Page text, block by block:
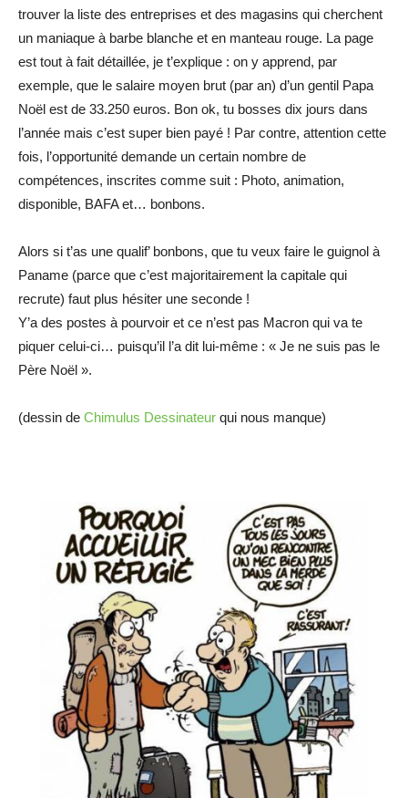
trouver la liste des entreprises et des magasins qui cherchent
un maniaque à barbe blanche et en manteau rouge. La page
est tout à fait détaillée, je t’explique : on y apprend, par
exemple, que le salaire moyen brut (par an) d’un gentil Papa
Noël est de 33.250 euros. Bon ok, tu bosses dix jours dans
l’année mais c’est super bien payé ! Par contre, attention cette
fois, l’opportunité demande un certain nombre de
compétences, inscrites comme suit : Photo, animation,
disponible, BAFA et… bonbons.
Alors si t’as une qualif’ bonbons, que tu veux faire le guignol à
Paname (parce que c’est majoritairement la capitale qui
recrute) faut plus hésiter une seconde !
Y’a des postes à pourvoir et ce n’est pas Macron qui va te
piquer celui-ci… puisqu’il l’a dit lui-même : « Je ne suis pas le
Père Noël ».
(dessin de Chimulus Dessinateur qui nous manque)